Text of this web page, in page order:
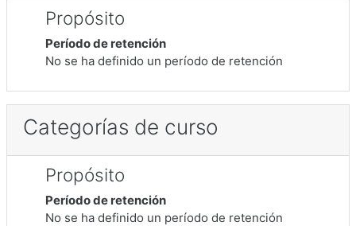
Propósito
Período de retención
No se ha definido un período de retención
Categorías de curso
Propósito
Período de retención
No se ha definido un período de retención